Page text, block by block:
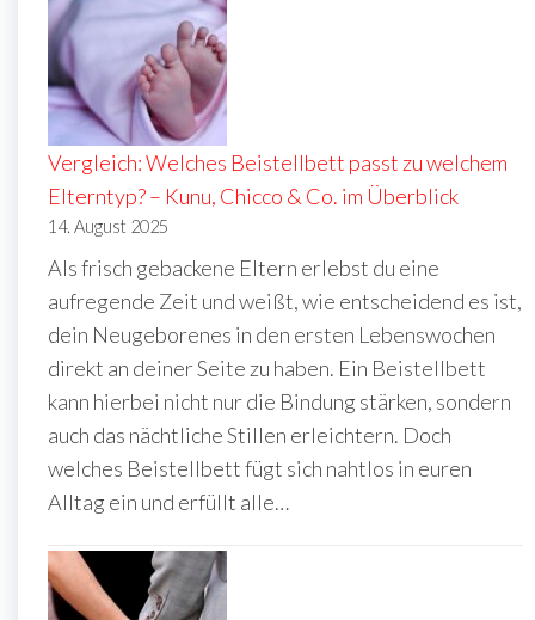
Vergleich: Welches Beistellbett passt zu welchem
Elterntyp? – Kunu, Chicco & Co. im Überblick
14. August 2025
Als frisch gebackene Eltern erlebst du eine
aufregende Zeit und weißt, wie entscheidend es ist,
dein Neugeborenes in den ersten Lebenswochen
direkt an deiner Seite zu haben. Ein Beistellbett
kann hierbei nicht nur die Bindung stärken, sondern
auch das nächtliche Stillen erleichtern. Doch
welches Beistellbett fügt sich nahtlos in euren
Alltag ein und erfüllt alle…